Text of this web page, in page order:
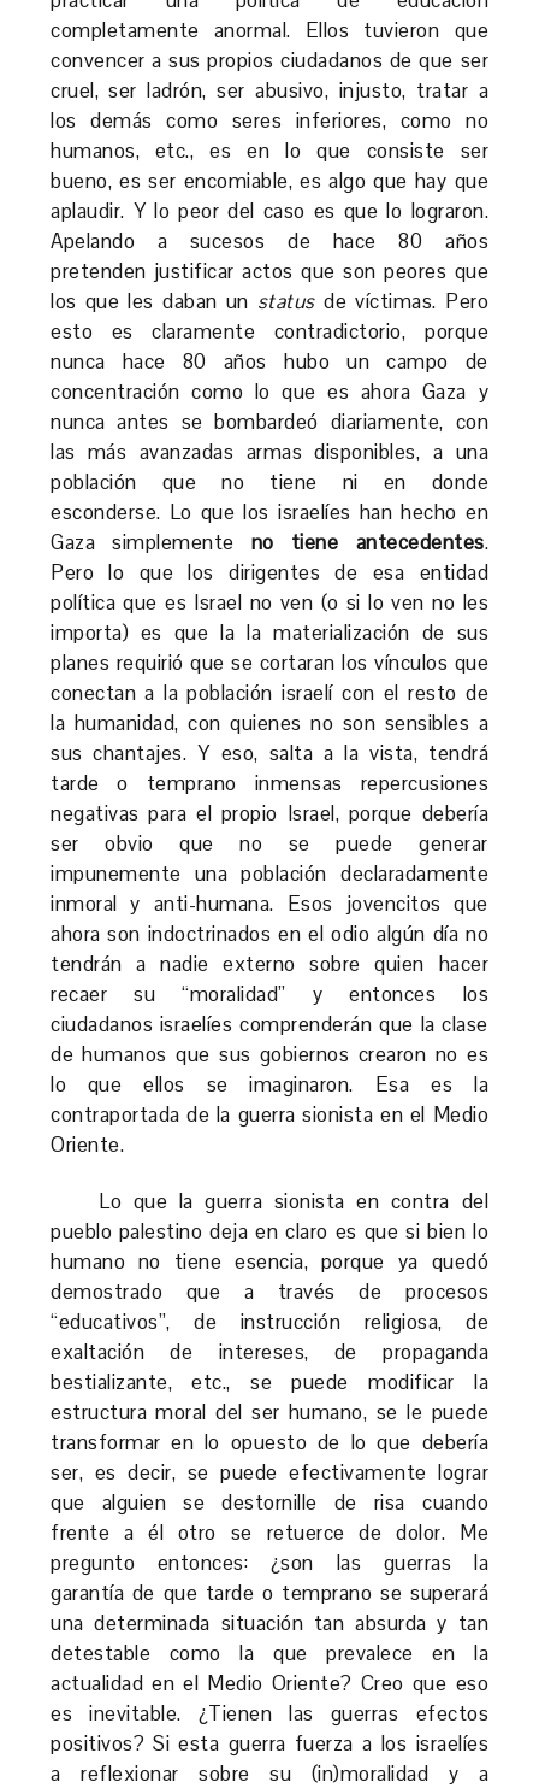
completamente anormal. Ellos tuvieron que
convencer a sus propios ciudadanos de que ser
cruel, ser ladrón, ser abusivo, injusto, tratar a
los demás como seres inferiores, como no
humanos, etc., es en lo que consiste ser
bueno, es ser encomiable, es algo que hay que
aplaudir. Y lo peor del caso es que lo lograron.
Apelando a sucesos de hace 80 años
pretenden justificar actos que son peores que
los que les daban un statusde víctimas. Pero
esto es claramente contradictorio, porque
nunca hace 80 años hubo un campo de
concentración como lo que es ahora Gaza y
nunca antes se bombardeó diariamente, con
las más avanzadas armas disponibles, a una
población que no tiene ni en donde
esconderse. Lo que los israelíes han hecho en
Gaza simplemente no tiene antecedentes.
Pero lo que los dirigentes de esa entidad
política que es Israel no ven (o si lo ven no les
importa) es que la la materialización de sus
planes requirió que se cortaran los vínculos que
conectan a la población israelí con el resto de
la humanidad, con quienes no son sensibles a
sus chantajes. Y eso, salta a la vista, tendrá
tarde o temprano inmensas repercusiones
negativas para el propio Israel, porque debería
ser obvio que no se puede generar
impunemente una población declaradamente
inmoral y anti-humana. Esos jovencitos que
ahora son indoctrinados en el odio algún día no
tendrán a nadie externo sobre quien hacer
recaer su “moralidad” y entonces los
ciudadanos israelíes comprenderán que la clase
de humanos que sus gobiernos crearon no es
lo que ellos se imaginaron. Esa es la
contraportada de la guerra sionista en el Medio
Oriente.
Lo que la guerra sionista en contra del
pueblo palestino deja en claro es que si bien lo
humano no tiene esencia, porque ya quedó
demostrado que a través de procesos
“educativos”, de instrucción religiosa, de
exaltación de intereses, de propaganda
bestializante, etc., se puede modificar la
estructura moral del ser humano, se le puede
transformar en lo opuesto de lo que debería
ser, es decir, se puede efectivamente lograr
que alguien se destornille de risa cuando
frente a él otro se retuerce de dolor. Me
pregunto entonces: ¿son las guerras la
garantía de que tarde o temprano se superará
una determinada situación tan absurda y tan
detestable como la que prevalece en la
actualidad en el Medio Oriente? Creo que eso
es inevitable. ¿Tienen las guerras efectos
positivos? Si esta guerra fuerza a los israelíes
a reflexionar sobre su (in)moralidad y a